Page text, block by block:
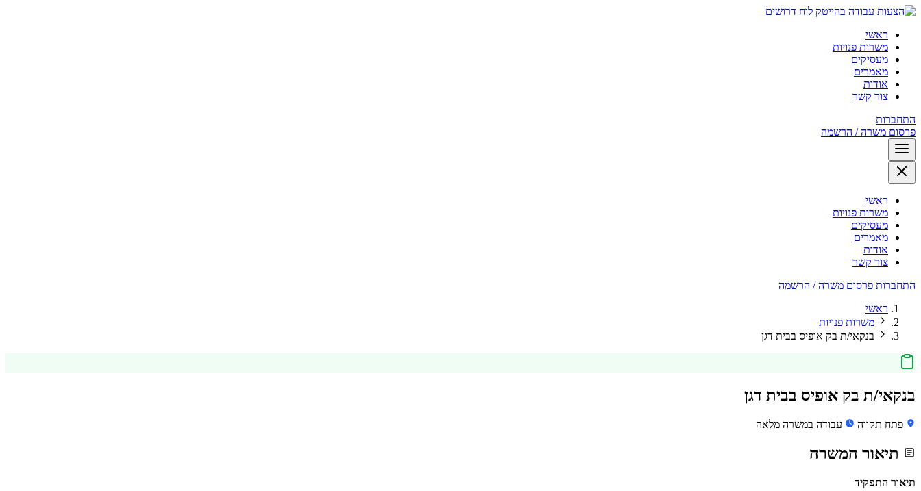
לוח דרושים
ראשי
משרות פנויות
מעסיקים
מאמרים
אודות
צור קשר
התחברות
פרסום משרה / הרשמה
ראשי
משרות פנויות
מעסיקים
מאמרים
אודות
צור קשר
התחברות פרסום משרה / הרשמה
ראשי
משרות פנויות
בנקאי/ת בק אופיס בבית דגן
בנקאי/ת בק אופיס בבית דגן
פתח תקווה עבודה במשרה מלאה
תיאור המשרה
תיאור התפקיד